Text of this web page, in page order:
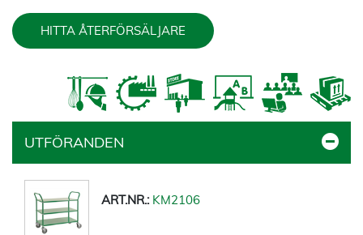
HITTA ÅTERFÖRSÄLJARE
UTFÖRANDEN
KM2106